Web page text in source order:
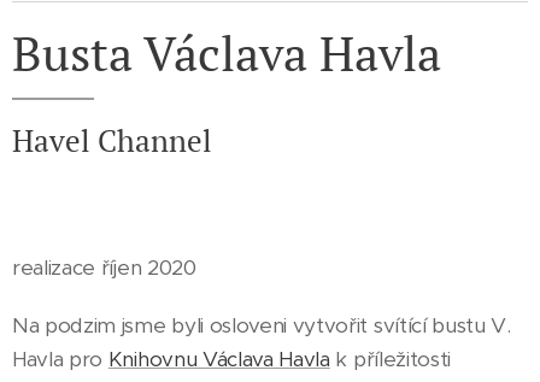
Busta Václava Havla
Havel Channel
realizace říjen 2020
Na podzim jsme byli osloveni vytvořit svítící bustu V.
Havla pro Knihovnu Václava Havla k příležitosti